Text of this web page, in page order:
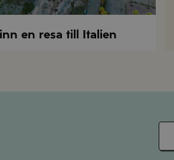
en resa till Italien